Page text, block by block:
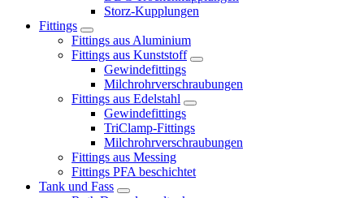
Storz-Kupplungen
Fittings
Fittings aus Aluminium
Fittings aus Kunststoff
Gewindefittings
Milchrohrverschraubungen
Fittings aus Edelstahl
Gewindefittings
TriClamp-Fittings
Milchrohrverschraubungen
Fittings aus Messing
Fittings PFA beschichtet
Tank und Fass